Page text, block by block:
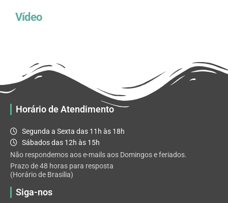
Vídeo
Horário de Atendimento
Segunda a Sexta das 11h às 18h
Sábados das 12h às 15h
Não respondemos aos e-mails aos Domingos e feriados.
Prazo de 48 horas para resposta
(Horário de Brasilia)
Siga-nos